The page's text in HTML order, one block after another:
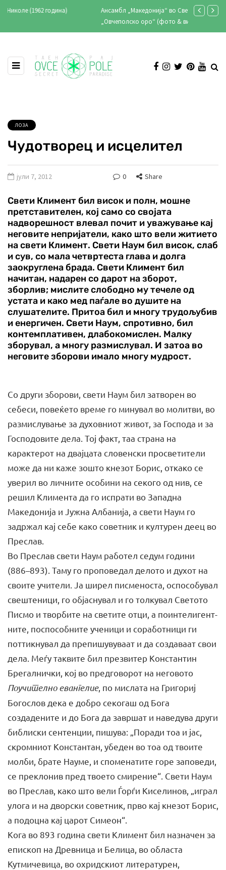
Ансамбл „Македонија“ во Свети Николе - снимање на
„Овчеполско оро“ (фото & видео)
Кирил
ЛОЗА
Чудотворец и исцелител
јули 7, 2012 0 Share
Свети Климент бил висок и полн, мошне
претставителен, кој само со својата
надворешност влевал почит и уважување кај
неговите непријатели, како што вели житието
на свети Климент. Свети Наум бил висок, слаб
и сув, со мала четвртеста глава и долга
заокруглена брада. Свети Климент бил
начитан, надарен со дарот на зборот,
зборлив; мислите слободно му течеле од
устата и како мед паѓале во душите на
слушателите. Притоа бил и многу трудољубив
и енергичен. Свети Наум, спротивно, бил
контемплативен, длабокомислен. Малку
зборувал, а многу размислувал. И затоа во
неговите зборови имало многу мудрост.
Со други зборови, свети Наум бил затворен во
себеси, по­веќето време го минувал во молитви, во
размислување за духов­ниот живот, за Господа и за
Господовите дела. Тој факт, таа стра­на на
карактерот на двајцата словенски просветители
може да ни каже зошто кнезот Борис, откако се
уверил во личните особини на секого од нив, се
решил Климента да го испрати во Западна
Македонија и Јужна Албанија, а свети Наум го
задржал кај себе како советник и кул­турен деец во
Преслав.
Во Преслав свети Наум работел седум години
(886–893). Таму го проповедал делото и духот на
своите учители. Ја ширел писменоста, оспособувал
свештеници, го објаснувал и го толку­вал Светото
Писмо и творбите на светите отци, а поинтелигент­
ните, поспособните ученици и соработници ги
поттикнувал да препишувуваат и да создаваат свои
дела. Меѓу таквите бил пре­звитер Константин
Брегалнички, кој во предговорот на него­вото
Поучително евангелие, по мислата на Григориј
Богослов дека е добро секогаш од Бога
создадените и до Бога да завршат и наве­дува други
библиски сентенции, пишува: „Поради тоа и јас,
скром­ниот Константан, убеден во тоа од твоите
молби, брате Науме, и споменатите горе заповеди,
се преклонив пред твоето смире­ние“. Свети Наум
во Преслав, како што вели Ѓорѓи Ки­селинов, „играл
улога и на дворски советник, прво кај кнезот Борис,
а по­доцна кај царот Симеон“.
Кога во 893 година свети Климент бил назначен за
епископ на Древница и Белица, во областа
Кутмичевица, во охридскиот литературен,